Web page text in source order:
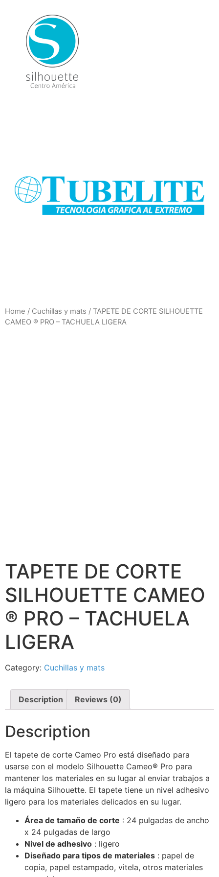
Home / Cuchillas y mats / TAPETE DE CORTE SILHOUETTE
CAMEO ® PRO – TACHUELA LIGERA
TAPETE DE CORTE
SILHOUETTE CAMEO
® PRO – TACHUELA
LIGERA
Category: Cuchillas y mats
Description Reviews (0)
Description
El tapete de corte Cameo Pro está diseñado para
usarse con el modelo Silhouette Cameo® Pro para
mantener los materiales en su lugar al enviar trabajos a
la máquina Silhouette. El tapete tiene un nivel adhesivo
ligero para los materiales delicados en su lugar.
Área de tamaño de corte : 24 pulgadas de ancho
x 24 pulgadas de largo
Nivel de adhesivo : ligero
Diseñado para tipos de materiales : papel de
copia, papel estampado, vitela, otros materiales